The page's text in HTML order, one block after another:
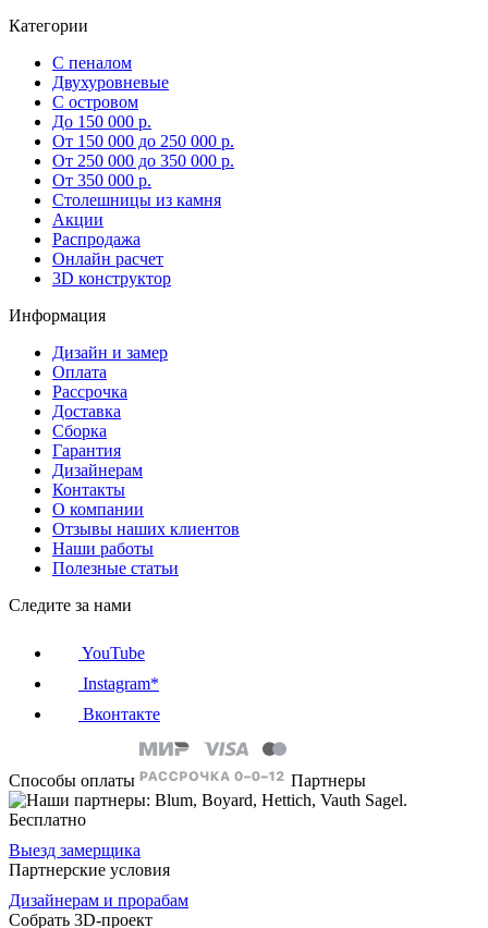
Категории
С пеналом
Двухуровневые
С островом
До 150 000 р.
От 150 000 до 250 000 р.
От 250 000 до 350 000 р.
От 350 000 р.
Столешницы из камня
Акции
Распродажа
Онлайн расчет
3D конструктор
Информация
Дизайн и замер
Оплата
Рассрочка
Доставка
Сборка
Гарантия
Дизайнерам
Контакты
О компании
Отзывы наших клиентов
Наши работы
Полезные статьи
Следите за нами
YouTube
Instagram*
Вконтакте
Способы оплаты Партнеры
Бесплатно
Выезд замерщика
Партнерские условия
Дизайнерам и прорабам
Собрать 3D-проект